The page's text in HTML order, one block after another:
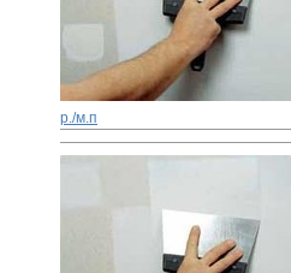
р./м.п